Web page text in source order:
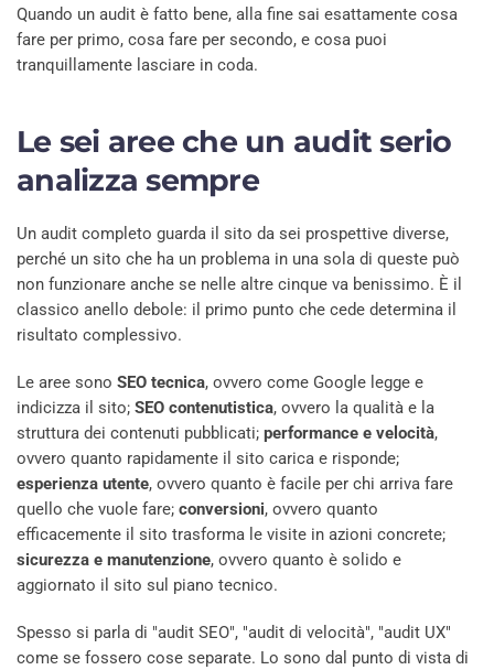
Quando un audit è fatto bene, alla fine sai esattamente cosa
fare per primo, cosa fare per secondo, e cosa puoi
tranquillamente lasciare in coda.
Le sei aree che un audit serio
analizza sempre
Un audit completo guarda il sito da sei prospettive diverse,
perché un sito che ha un problema in una sola di queste può
non funzionare anche se nelle altre cinque va benissimo. È il
classico anello debole: il primo punto che cede determina il
risultato complessivo.
Le aree sono SEO tecnica, ovvero come Google legge e
indicizza il sito; SEO contenutistica, ovvero la qualità e la
struttura dei contenuti pubblicati; performance e velocità,
ovvero quanto rapidamente il sito carica e risponde;
esperienza utente, ovvero quanto è facile per chi arriva fare
quello che vuole fare; conversioni, ovvero quanto
efficacemente il sito trasforma le visite in azioni concrete;
sicurezza e manutenzione, ovvero quanto è solido e
aggiornato il sito sul piano tecnico.
Spesso si parla di "audit SEO", "audit di velocità", "audit UX"
come se fossero cose separate. Lo sono dal punto di vista di